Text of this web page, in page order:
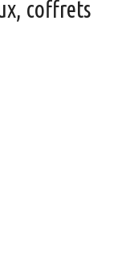
coffrets